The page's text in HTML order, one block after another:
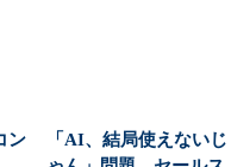
ン
「AI、結局使えないじ